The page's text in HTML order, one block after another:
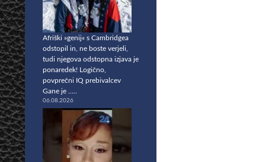
Afriški »genij« s Cambridgea
odstopil in, ne boste verjeli,
tudi njegova odstopna izjava je
ponaredek! Logično,
povprečni IQ prebivalcev
Gane je …..
06.08.2026